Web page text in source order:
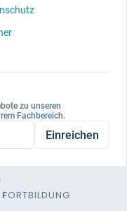
zu unseren
Fachbereich.
Einreichen
FORTBILDUNG